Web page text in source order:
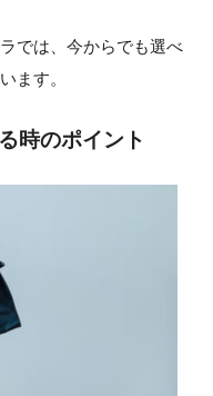
では、今からでも選べ
ます。
時のポイント